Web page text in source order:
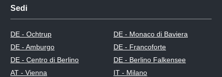
Sedi
DE - Ochtrup
DE - Monaco di Baviera
DE - Amburgo
DE - Francoforte
DE - Centro di Berlino
DE - Berlino Falkensee
AT - Vienna
IT - Milano